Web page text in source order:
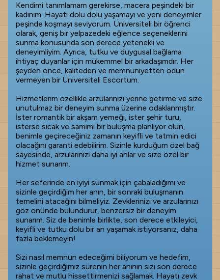
Kendimi tanımlamam gerekirse, macera peşindeki bir
kadınım. Hayatı dolu dolu yaşamayı ve yeni deneyimler
peşinde koşmayı seviyorum. Üniversiteli bir öğrenci
olarak, geniş bir yelpazedeki eğlence seçeneklerini
sunma konusunda son derece yetenekli ve
deneyimliyim. Ayrıca, tutku ve duygusal bağlama
ihtiyaç duyanlar için mükemmel bir arkadaşımdır. Her
şeyden önce, kaliteden ve memnuniyetten ödün
vermeyen bir Üniversiteli Escortum.
Hizmetlerim özellikle arzularınızı yerine getirme ve size
unutulmaz bir deneyim sunma üzerine odaklanmıştır.
İster romantik bir akşam yemeği, ister şehir turu,
isterse sıcak ve samimi bir buluşma planlıyor olun,
benimle geçireceğiniz zamanın keyifli ve tatmin edici
olacağını garanti edebilirim. Sizinle kurduğum özel bağ
sayesinde, arzularınızı daha iyi anlar ve size özel bir
hizmet sunarım.
Her seferinde en iyiyi sunmak için çabaladığımı ve
sizinle geçirdiğim her anın, bir sonraki buluşmanın
temelini atacağını bilmeliyiz. Zevklerinizi ve arzularınızı
göz önünde bulundurur, benzersiz bir deneyim
sunarım. Siz de benimle birlikte, son derece etkileyici,
keyifli ve tutku dolu bir an yaşamak istiyorsanız, daha
fazla beklemeyin!
Sizi nasıl memnun edeceğimi biliyorum ve hedefim,
sizinle geçirdiğimiz sürenin her anının sizi son derece
rahat ve mutlu hissettirmenizi sağlamak. Hayatı zevk